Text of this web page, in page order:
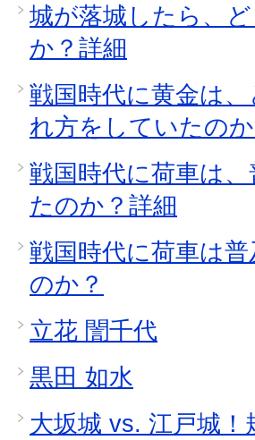
城が落城したら、
か？詳細
戦国時代に黄金は
れ方をしていたの
戦国時代に荷車は
たのか？詳細
戦国時代に荷車は
のか？
立花 誾千代
黒田 如水
大坂城 vs. 江戸城！